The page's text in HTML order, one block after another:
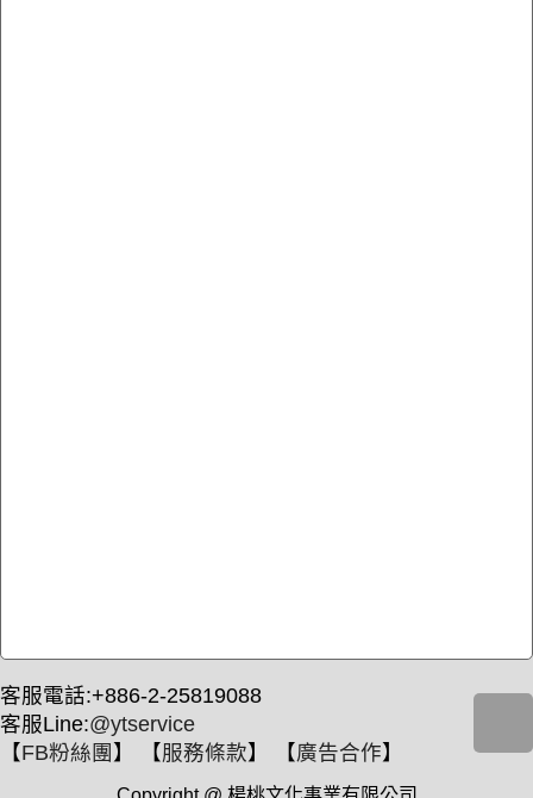
客服電話:+886-2-25819088
客服Line:@ytservice
【FB粉絲團 】 【服務條款】 【廣告合作】